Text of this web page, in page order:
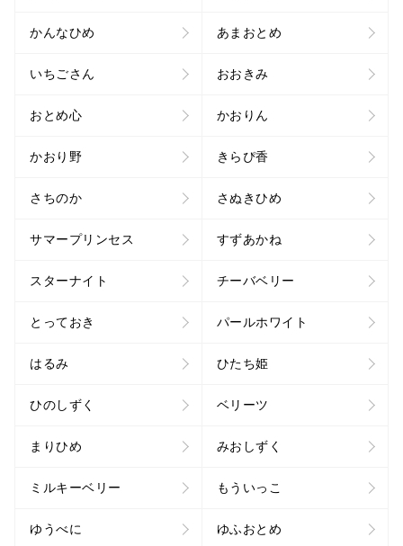
かんなひめ あまおとめ
いちごさん おおきみ
おとめ心 かおりん
かおり野 きらぴ香
さちのか さぬきひめ
サマープリンセス すずあかね
スターナイト チーバベリー
とっておき パールホワイト
はるみ ひたち姫
ひのしずく ベリーツ
まりひめ みおしずく
ミルキーベリー もういっこ
ゆうべに ゆふおとめ